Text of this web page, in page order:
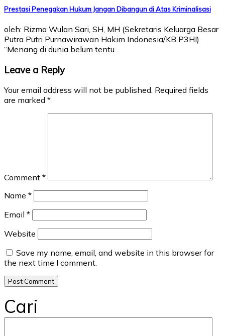
Prestasi Penegakan Hukum Jangan Dibangun di Atas Kriminalisasi
oleh: Rizma Wulan Sari, SH, MH (Sekretaris Keluarga Besar
Putra Putri Purnawirawan Hakim Indonesia/KB P3HI)
“Menang di dunia belum tentu…
Leave a Reply
Your email address will not be published. Required fields
are marked *
Comment *
Name *
Email *
Website
Save my name, email, and website in this browser for
the next time I comment.
Cari